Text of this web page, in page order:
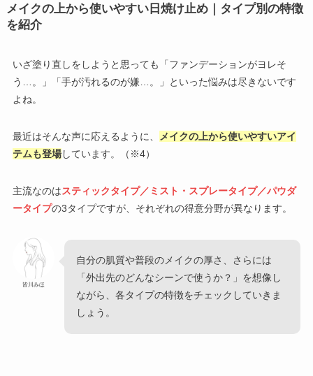
メイクの上から使いやすい日焼け止め｜タイプ別の特徴
を紹介
いざ塗り直しをしようと思っても「ファンデーションがヨレそ
う…。」「手が汚れるのが嫌…。」といった悩みは尽きないです
よね。
最近はそんな声に応えるように、 メイクの上から使いやすいアイ
テムも登場しています。（※4）
主流なのはスティックタイプ／ミスト・スプレータイプ／パウダ
ータイプの3タイプですが、それぞれの得意分野が異なります。
皆川みほ
自分の肌質や普段のメイクの厚さ、さらには
「外出先のどんなシーンで使うか？」を想像し
ながら、各タイプの特徴をチェックしていきま
しょう。